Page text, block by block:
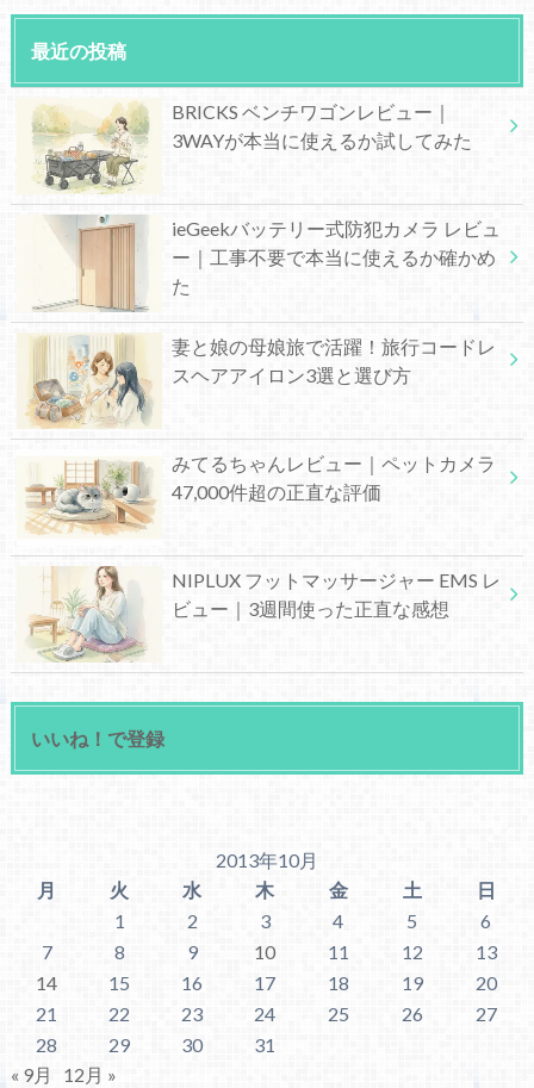
最近の投稿
BRICKS ベンチワゴンレビュー｜
3WAYが本当に使えるか試してみた
ieGeekバッテリー式防犯カメラ レビュ
ー｜工事不要で本当に使えるか確かめ
た
妻と娘の母娘旅で活躍！旅行コードレ
スヘアアイロン3選と選び方
みてるちゃんレビュー｜ペットカメラ
47,000件超の正直な評価
NIPLUX フットマッサージャー EMS レ
ビュー｜3週間使った正直な感想
いいね！で登録
2013年10月
月
火 水 木 金 土
日
1
2 3 4 5
6
7
8 9 10 11 12
13
14
15 16 17 18 19
20
21
22 23 24 25 26
27
28
29 30
31
« 9月
12月 »